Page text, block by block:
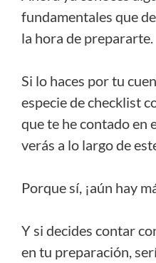
fundamentales que
la hora de prepararte.
Si lo haces por tu
especie de checklist
que te he contado en
verás a lo largo de
Porque sí, ¡aún hay
Y si decides contar
en tu preparación,